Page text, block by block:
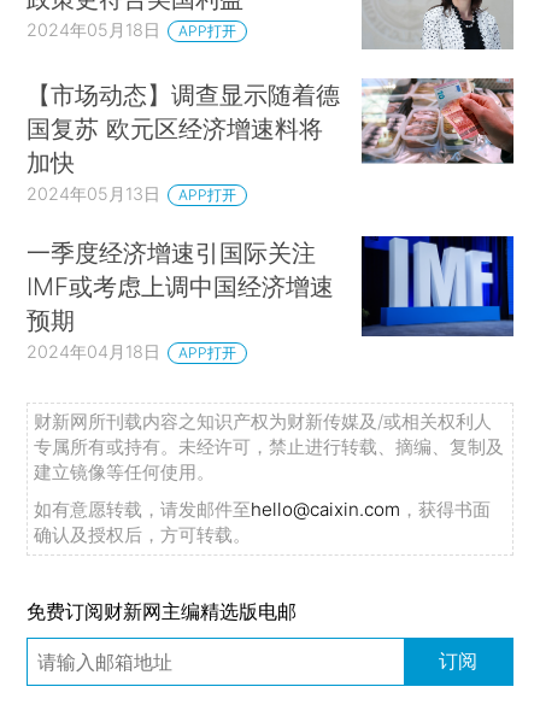
2024年05月18日 APP打开
【市场动态】调查显示随着德
国复苏 欧元区经济增速料将
加快
2024年05月13日 APP打开
一季度经济增速引国际关注
IMF或考虑上调中国经济增速
预期
2024年04月18日 APP打开
财新网所刊载内容之知识产权为财新传媒及/或相关权利人
专属所有或持有。未经许可，禁止进行转载、摘编、复制及
建立镜像等任何使用。
如有意愿转载，请发邮件至hello@caixin.com ，获得书面
确认及授权后，方可转载。
免费订阅财新网主编精选版电邮
订阅